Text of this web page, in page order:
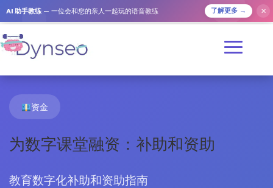
AI 助手教练 — 一位会和您的亲人一起玩的语音教练 了解更多 → ✕
资金
为数字课堂融资：补助和资助
教育数字化补助和资助指南